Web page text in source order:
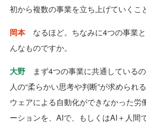
初から複数の事業を立ち上げていくこ
岡本なるほど。ちなみに4つの事業
んなものですか。
大野 まず4つの事業に共通している
人の“柔らかい思考や判断”が求められ
ウェアによる自動化ができなかった労
ーションを、AIで、もしくはAI＋人間